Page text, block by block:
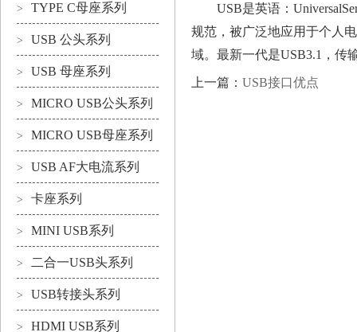
> TYPE C母座系列
> USB 公头系列
> USB 母座系列
> MICRO USB公头系列
> MICRO USB母座系列
> USB AF大电流系列
> 卡座系列
> MINI USB系列
> 二合一USB头系列
> USB转接头系列
> HDMI USB系列
USB是英语：
规范，被广泛地应用于个人
域。最新一代是USB3.1，传
上一篇： USB接口优点